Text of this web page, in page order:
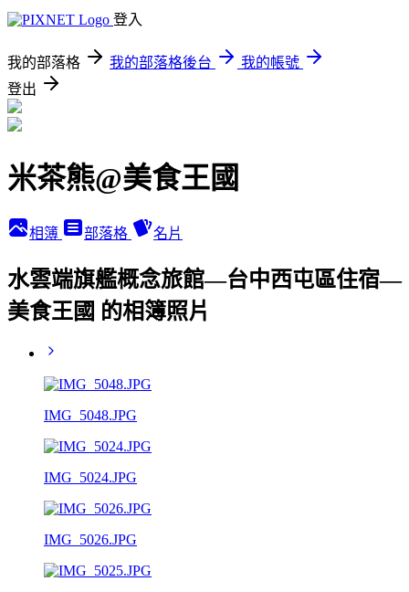
登入
我的部落格 我的部落格後台
我的帳號
登出
米茶熊@美食王國
相簿 部落格 名片
水雲端旗艦概念旅館—台中西屯區住宿—
美食王國 的相簿照片
IMG_5048.JPG
IMG_5024.JPG
IMG_5026.JPG